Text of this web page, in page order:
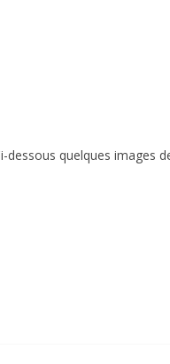
dessous quelques images